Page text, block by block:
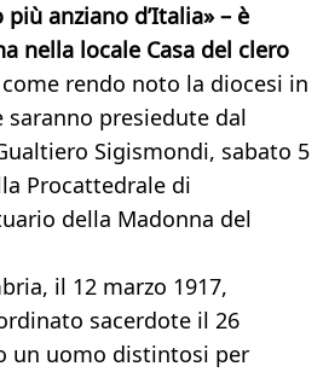
anziano d’Italia» – è
nella locale Casa del clero
rendo noto la diocesi in
saranno presiedute dal
Sigismondi, sabato 5
Procattedrale di
della Madonna del
il 12 marzo 1917,
sacerdote il 26
un uomo distintosi per